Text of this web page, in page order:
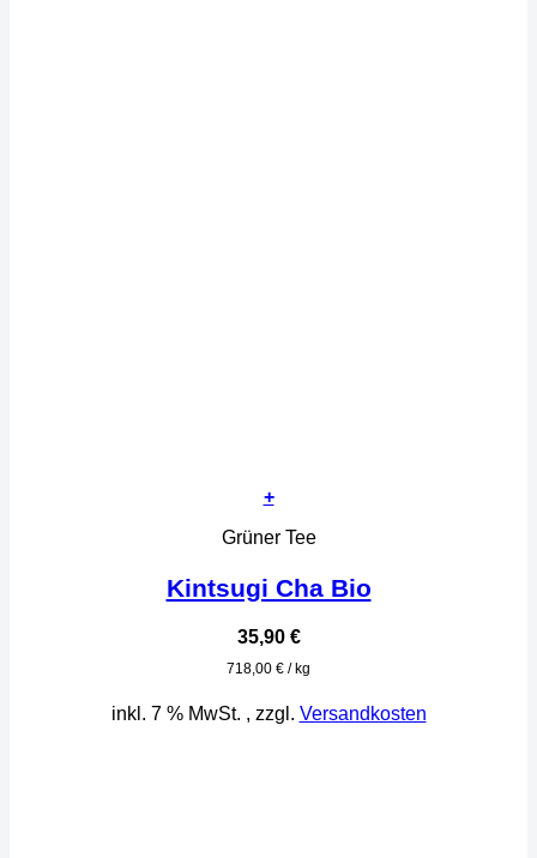
+
Grüner Tee
Kintsugi Cha Bio
35,90 €
718,00 € / kg
inkl. 7 % MwSt. , zzgl. Versandkosten